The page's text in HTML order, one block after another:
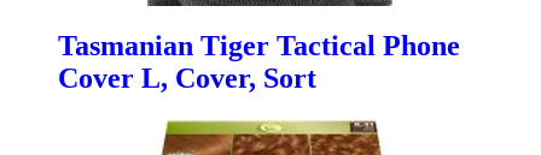
Tasmanian Tiger Tactical Phone
Cover L, Cover, Sort